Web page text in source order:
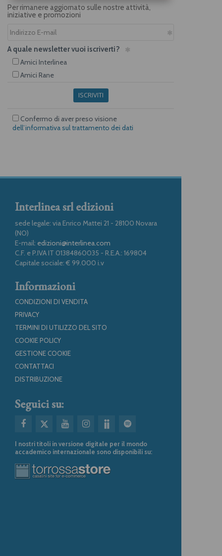
Per rimanere aggiornato sulle nostre attività,
iniziative e promozioni
A quale newsletter vuoi iscriverti?
Amici Interlinea
Amici Rane
ISCRIVITI
Confermo di aver preso visione
dell’informativa sul trattamento dei dati
Interlinea srl edizioni
sede legale: via Enrico Mattei 21 - 28100 Novara
(NO)
E-mail: edizioni@interlinea.com
C.F. e P.IVA IT 01384860035 - R.E.A.: 169804
Capitale sociale: € 99.000 i.v
Informazioni
CONDIZIONI DI VENDITA
PRIVACY
TERMINI DI UTILIZZO DEL SITO
COOKIE POLICY
GESTIONE COOKIE
CONTATTACI
DISTRIBUZIONE
Seguici su:
I nostri titoli in versione digitale per il mondo
accademico internazionale sono disponibili su: